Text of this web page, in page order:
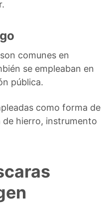
comunes en
se empleaban en
pública.
como forma de
hierro, instrumento